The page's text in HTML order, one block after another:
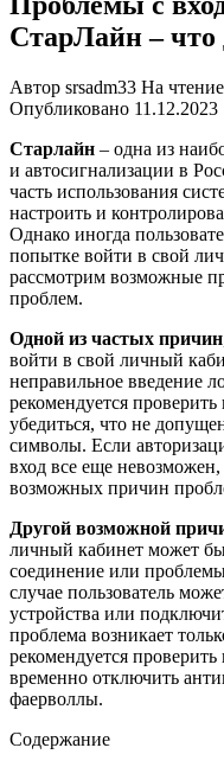
СтарЛайн – что
Автор srsadm33 На чтение
Опубликовано 11.12.2023
Старлайн – одна из
и автосигнализации в
часть использования
настроить и
Однако иногда
попытке войти в свой
рассмотрим возможные
проблем.
Одной из частых причин
войти в свой личный
неправильное введение
рекомендуется
убедиться, что не
символы. Если
вход все еще невозможен,
возможных причин
Другой возможной
личный кабинет может
соединение или
случае пользователь
устройства или
проблема возникает
рекомендуется
временно отключить
фаерволлы.
Содержание